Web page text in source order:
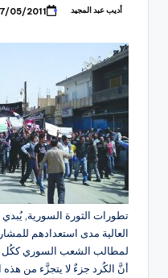
تمّ
أديب عبد المجيد 05/2011
تطورات الثورة السورية,
العالية مدى استعدادهم
لمطالب الشعب السوري ككُل
أنَّ الكُرد جزءٌ لا يتجزَّء من